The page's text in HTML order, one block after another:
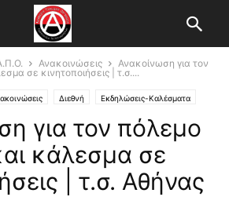
Ανακοινώσεις
Ανακοίνωση για τον
σε κινητοποιήσεις | τ.σ....
Διεθνή Εκδηλώσεις-Καλέσματα
για τον πόλεμο
κάλεσμα σε
| τ.σ. Αθήνας